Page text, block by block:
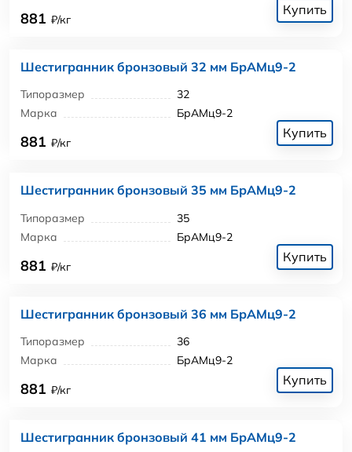
881 ₽/кг
Купить
Шестигранник бронзовый 32 мм БрАМц9-2
Типоразмер
32
Марка
БрАМц9-2
881 ₽/кг
Купить
Шестигранник бронзовый 35 мм БрАМц9-2
Типоразмер
35
Марка
БрАМц9-2
881 ₽/кг
Купить
Шестигранник бронзовый 36 мм БрАМц9-2
Типоразмер
36
Марка
БрАМц9-2
881 ₽/кг
Купить
Шестигранник бронзовый 41 мм БрАМц9-2